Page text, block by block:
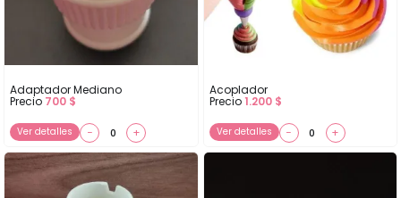
Adaptador Mediano
Precio 700 $
Ver detalles − +
Acoplador
Precio 1.200 $
Ver detalles − +